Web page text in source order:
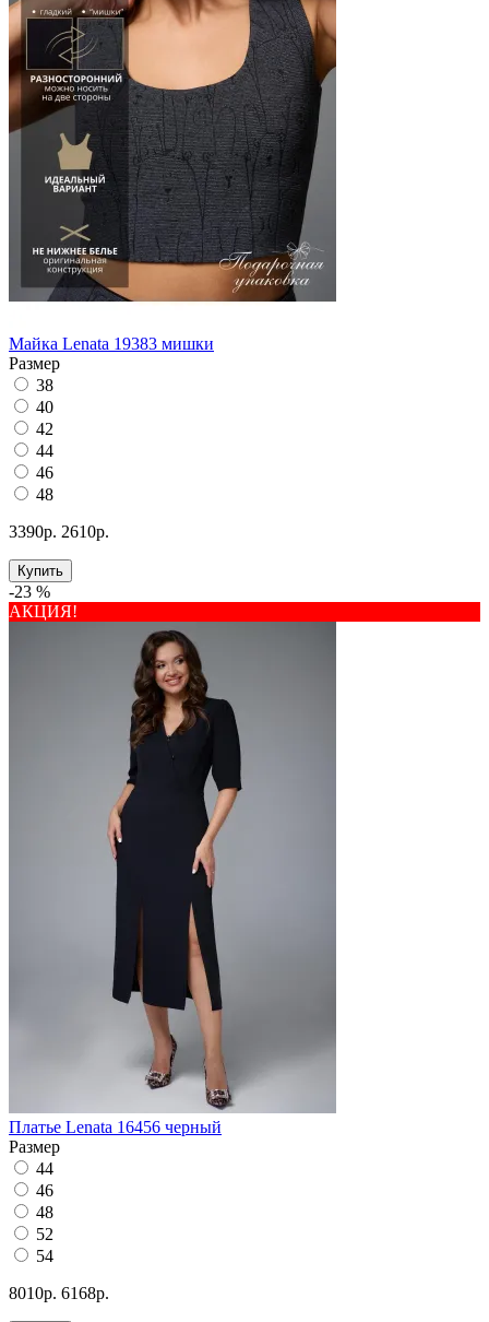
Майка Lenata 19383 мишки
Размер
38
40
42
44
46
48
3390р. 2610р.
Купить
-23 %
АКЦИЯ!
Платье Lenata 16456 черный
Размер
44
46
48
52
54
8010р. 6168р.